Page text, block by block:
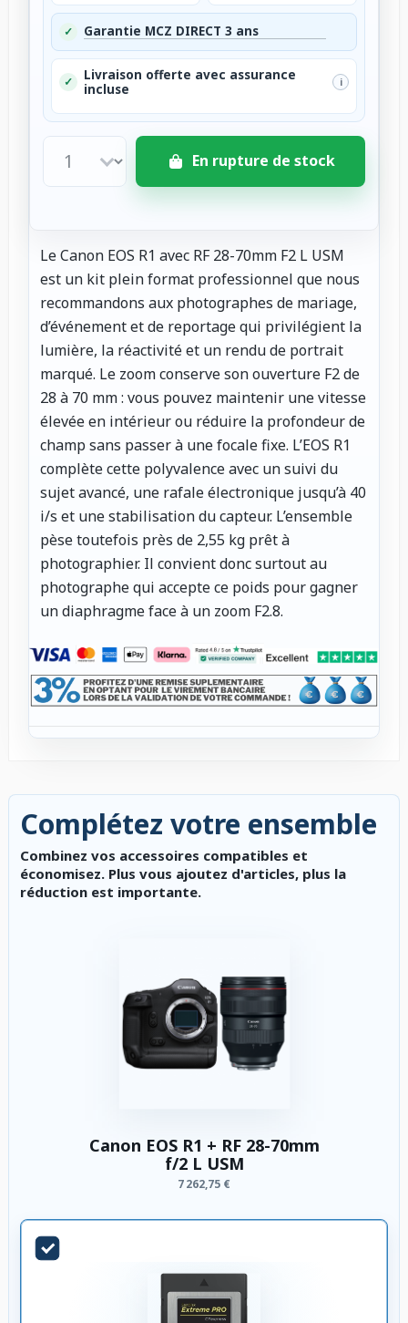
✓ Garantie MCZ DIRECT 3 ans
✓
Livraison offerte avec assurance
incluse
i
En rupture de stock
Le Canon EOS R1 avec RF 28-70mm F2 L USM
est un kit plein format professionnel que nous
recommandons aux photographes de mariage,
d’événement et de reportage qui privilégient la
lumière, la réactivité et un rendu de portrait
marqué. Le zoom conserve son ouverture F2 de
28 à 70 mm : vous pouvez maintenir une vitesse
élevée en intérieur ou réduire la profondeur de
champ sans passer à une focale fixe. L’EOS R1
complète cette polyvalence avec un suivi du
sujet avancé, une rafale électronique jusqu’à 40
i/s et une stabilisation du capteur. L’ensemble
pèse toutefois près de 2,55 kg prêt à
photographier. Il convient donc surtout au
photographe qui accepte ce poids pour gagner
un diaphragme face à un zoom F2.8.
Complétez votre ensemble
Combinez vos accessoires compatibles et
économisez. Plus vous ajoutez d'articles, plus la
réduction est importante.
Canon EOS R1 + RF 28-70mm
f/2 L USM
7 262,75 €